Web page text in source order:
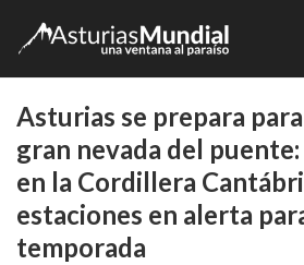
Asturias se prepara
gran nevada del
en la Cordillera
estaciones en alerta
temporada